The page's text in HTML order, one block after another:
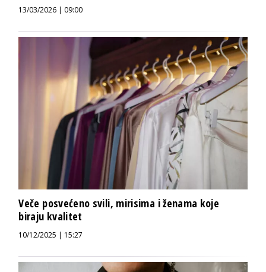
13/03/2026 | 09:00
Veče posvećeno svili, mirisima i ženama koje
biraju kvalitet
10/12/2025 | 15:27